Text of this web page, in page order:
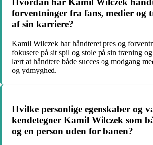
Hvordan har Kamil Wilczek
forventninger fra fans, medier og
af sin karriere?
Kamil Wilczek har håndteret pres og
fokusere på sit spil og stole på sin træning
lært at håndtere både succes og modgang
og ydmyghed.
Hvilke personlige egenskaber og
kendetegner Kamil Wilczek som
og en person uden for banen?